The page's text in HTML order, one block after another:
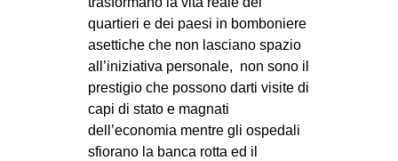
quartieri e dei paesi in bomboniere
asettiche che non lasciano spazio
all’iniziativa personale, non sono il
prestigio che possono darti visite di
capi di stato e magnati
dell’economia mentre gli ospedali
sfiorano la banca rotta ed il